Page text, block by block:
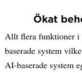
Ökat
Allt flera funktioner i
baserade system
AI-baserade system